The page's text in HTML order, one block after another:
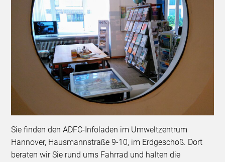
Sie finden den ADFC-Infoladen im Umweltzentrum
Hannover, Hausmannstraße 9-10, im Erdgeschoß. Dort
beraten wir Sie rund ums Fahrrad und halten die